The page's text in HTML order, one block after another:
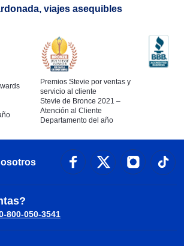
viajes asequibles
Premios Stevie por ventas y
servicio al cliente
Stevie de Bronce 2021 –
Atención al Cliente
Departamento del año
800-050-3541